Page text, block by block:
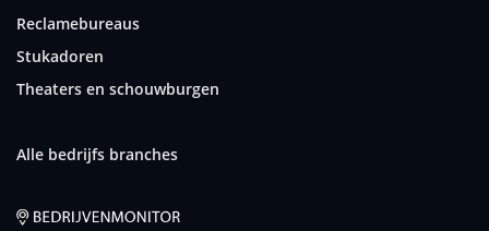
Reclamebureaus
Stukadoren
Theaters en schouwburgen
Alle bedrijfs branches